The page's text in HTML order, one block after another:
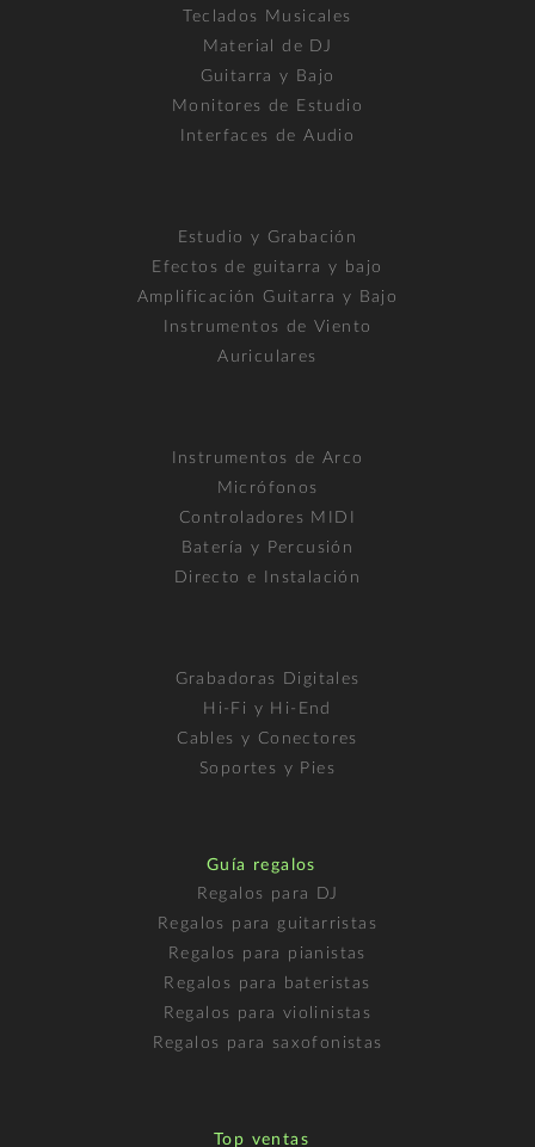
Teclados Musicales
Material de DJ
Guitarra y Bajo
Monitores de Estudio
Interfaces de Audio
Estudio y Grabación
Efectos de guitarra y bajo
Amplificación Guitarra y Bajo
Instrumentos de Viento
Auriculares
Instrumentos de Arco
Micrófonos
Controladores MIDI
Batería y Percusión
Directo e Instalación
Grabadoras Digitales
Hi-Fi y Hi-End
Cables y Conectores
Soportes y Pies
Guía regalos
Regalos para DJ
Regalos para guitarristas
Regalos para pianistas
Regalos para bateristas
Regalos para violinistas
Regalos para saxofonistas
Top ventas